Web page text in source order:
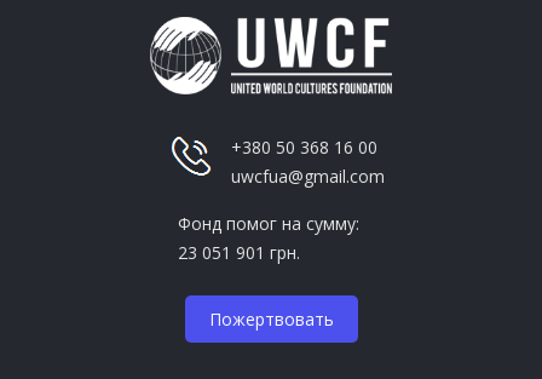
+380 50 368 16 00
uwcfua@gmail.com
Фонд помог на сумму:
23 051 901 грн.
Пожертвовать